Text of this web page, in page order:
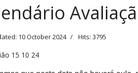
10 October 2024 Hits: 3795